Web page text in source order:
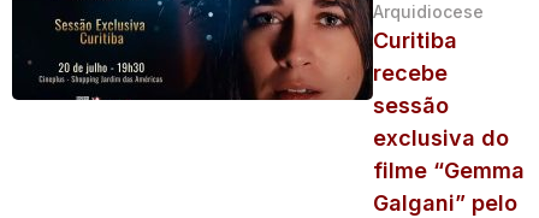
Arquidiocese
Curitiba
recebe
sessão
exclusiva do
filme “Gemma
Galgani” pelo